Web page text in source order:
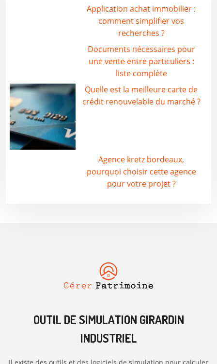
Application achat immobilier :
comment simplifier vos
recherches ?
Documents nécessaires pour
une vente entre particuliers :
liste complète
Quelle est la meilleure carte de
crédit renouvelable du marché ?
Agence kretz bordeaux,
pourquoi choisir cette agence
pour votre projet ?
OUTIL DE SIMULATION GIRARDIN
INDUSTRIEL